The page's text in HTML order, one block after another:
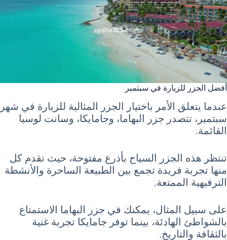
أفضل الجزر للزيارة في سبتمبر
عندما يتعلق الأمر باختيار الجزر المثالية للزيارة في شهر
سبتمبر، تتصدر جزر البهاما، وجامايكا، وسانت لوسيا
القائمة.
تنتظر هذه الجزر السياح بأذرع مفتوحة، حيث تقدم كل
منها تجربة فريدة تجمع بين الطبيعة الساحرة والأنشطة
الترفيهية الممتعة.
على سبيل المثال، يمكنك في جزر البهاما الاستمتاع
بالشواطئ الهادئة، بينما توفر جامايكا تجربة غنية
بالثقافة والتاريخ.